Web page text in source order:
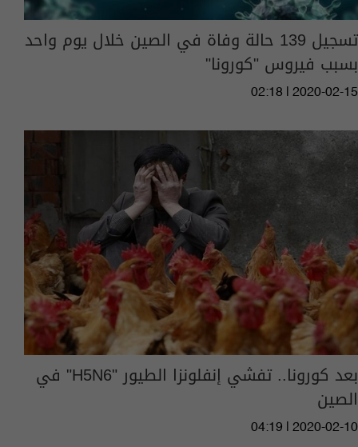
تسجيل 139 حالة وفاة في الصين خلال يوم واحد
بسبب فيروس "كورونا"
02:18 | 2020-02-15
بعد كورونا.. تفشي إنفلونزا الطيور "H5N6" في
الصين
04:19 | 2020-02-10